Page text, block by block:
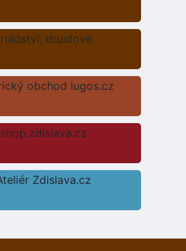
druidové
obchod lugos.cz
Zdislava.cz